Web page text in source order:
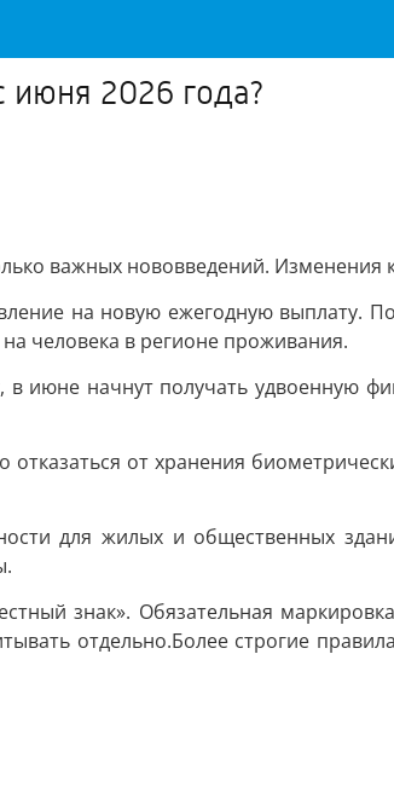
июня 2026 года?
важных нововведений.
на новую ежегодную выплату.
человека в регионе проживания.
июне начнут получать удвоенную
от хранения
для жилых и общественных
знак». Обязательная
отдельно.Более строгие